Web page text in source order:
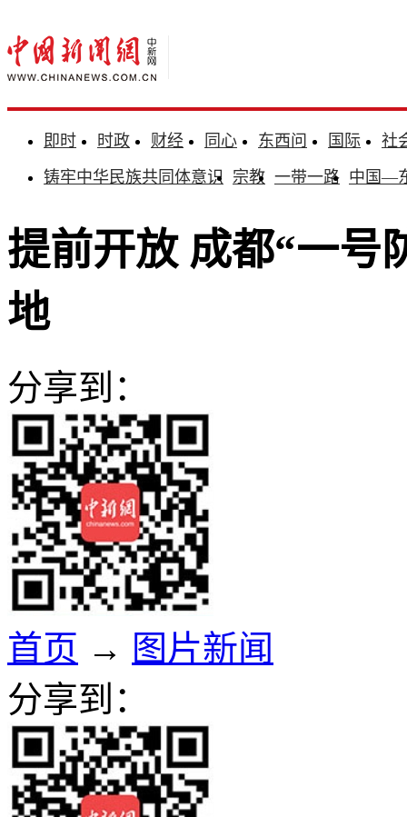
即时 时政 财经 同心 东西问 国际
社
铸牢中华民族共同体意识 宗教 一带一路 中国—
提前开放 成都“一号
地
分享到：
首页 → 图片新闻
分享到：